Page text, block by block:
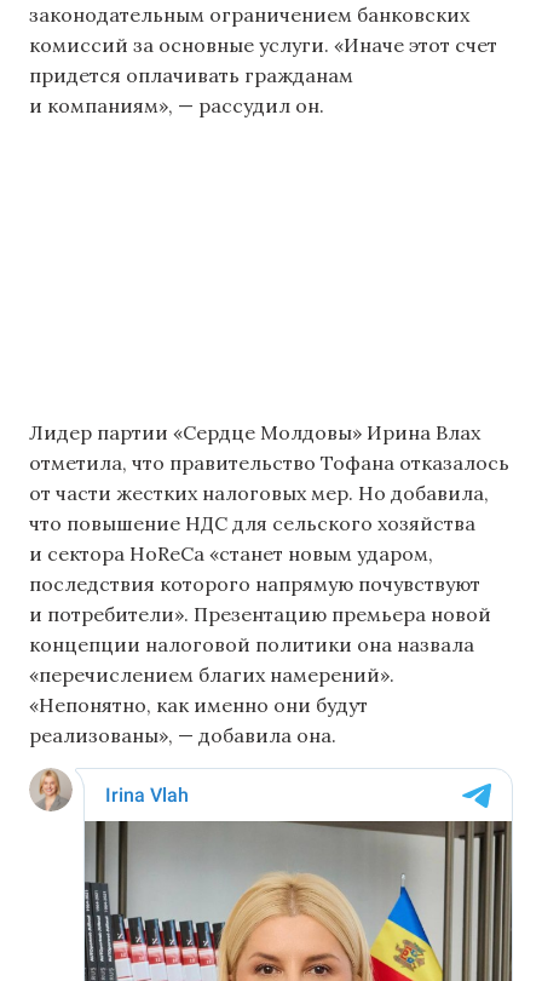
законодательным ограничением банковских
комиссий за основные услуги. «Иначе этот счет
придется оплачивать гражданам
и компаниям», — рассудил он.
Лидер партии «Сердце Молдовы» Ирина Влах
отметила, что правительство Тофана отказалось
от части жестких налоговых мер. Но добавила,
что повышение НДС для сельского хозяйства
и сектора HoReCa «станет новым ударом,
последствия которого напрямую почувствуют
и потребители». Презентацию премьера новой
концепции налоговой политики она назвала
«перечислением благих намерений».
«Непонятно, как именно они будут
реализованы», — добавила она.